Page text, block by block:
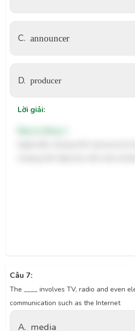
C. announcer
D. producer
Lời giải:
Câu 7:
The ____ involves TV, radio and even
communication such as the Internet
A. media